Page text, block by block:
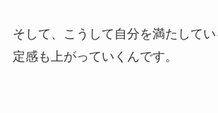
そして、こうして自分を満たして
定感も上がっていくんです。